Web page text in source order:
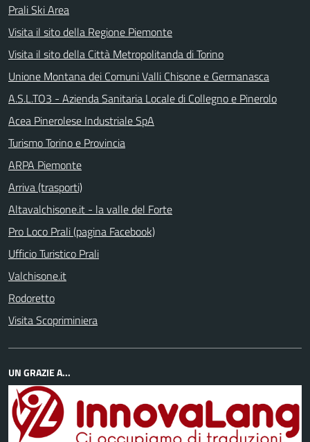
Prali Ski Area
Visita il sito della Regione Piemonte
Visita il sito della Città Metropolitanda di Torino
Unione Montana dei Comuni Valli Chisone e Germanasca
A.S.L.TO3 - Azienda Sanitaria Locale di Collegno e Pinerolo
Acea Pinerolese Industriale SpA
Turismo Torino e Provincia
ARPA Piemonte
Arriva (trasporti)
Altavalchisone.it - la valle del Forte
Pro Loco Prali (pagina Facebook)
Ufficio Turistico Prali
Valchisone.it
Rodoretto
Visita Scopriminiera
UN GRAZIE A...